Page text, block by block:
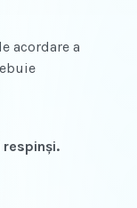
acordare a